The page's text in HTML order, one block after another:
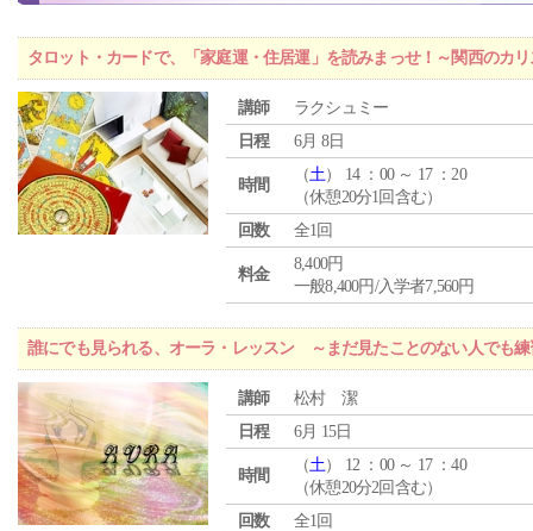
タロット・カードで、「家庭運・住居運」を読みまっせ！～関西のカ
講師
ラクシュミー
日程
6月 8日
時間
（土） 14 ：00 ～ 17 ：20
（休憩20分1回含む）
回数
全1回
料金
8,400円
一般8,400円/入学者7,560円
誰にでも見られる、オーラ・レッスン ～まだ見たことのない人でも
講師
松村 潔
日程
6月 15日
時間
（土） 12 ：00 ～ 17 ：40
（休憩20分2回含む）
回数
全1回